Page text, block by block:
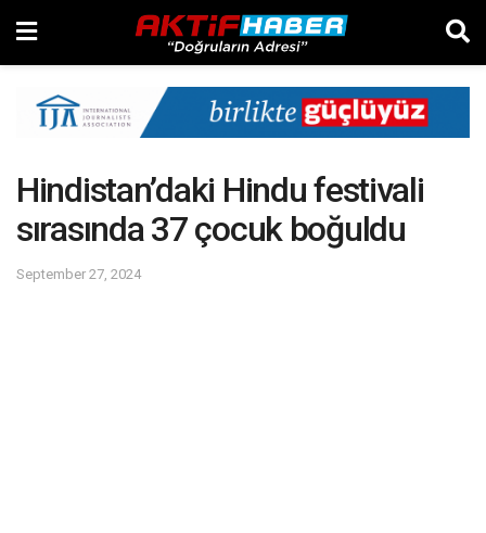
Hindistan’daki Hindu festivali
sırasında 37 çocuk boğuldu
September 27, 2024